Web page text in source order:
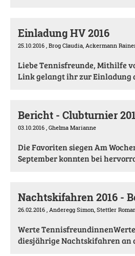
Einladung HV 2016
25.10.2016 , Brog Claudia, Ackermann
Liebe Tennisfreunde, Mithilfe
Link gelangt ihr zur Einladung
Bericht - Clubturnier
03.10.2016 , Ghelma Marianne
Die Favoriten siegen Am
September konnten bei
Nachtskifahren 2016 -
26.02.2016 , Anderegg Simon, Stettler
Werte
diesjährige Nachtskifahren an